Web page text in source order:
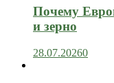
Почему
и зерно
28.07.20260